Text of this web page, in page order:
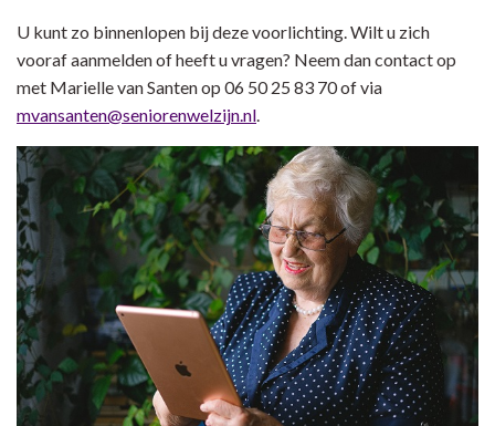
U kunt zo binnenlopen bij deze voorlichting. Wilt u zich
vooraf aanmelden of heeft u vragen? Neem dan contact op
met Marielle van Santen op 06 50 25 83 70 of via
mvansanten@seniorenwelzijn.nl.